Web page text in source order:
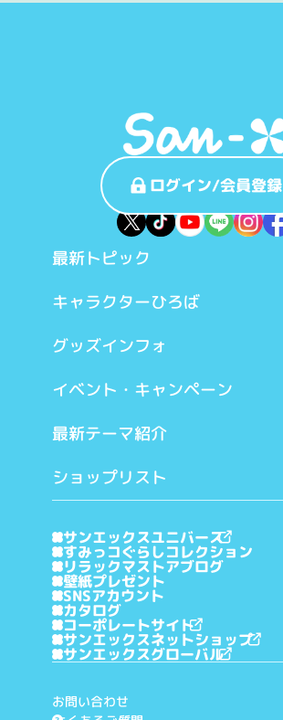
ログイン/会員登録
最新トピック
キャラクターひろば
グッズインフォ
イベント・キャンペーン
最新テーマ紹介
ショップリスト
サンエックスユニバース
すみっコぐらしコレクション
リラックマストアブログ
壁紙プレゼント
SNSアカウント
カタログ
コーポレートサイト
サンエックスネットショップ
サンエックスグローバル
お問い合わせ